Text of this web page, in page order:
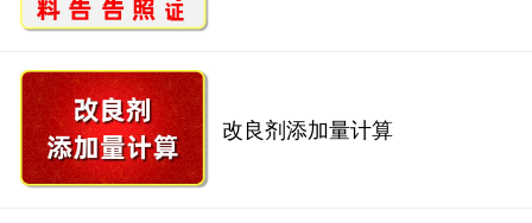
改良剂添加量计算